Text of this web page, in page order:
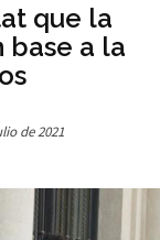
que la
base a la
de 2021